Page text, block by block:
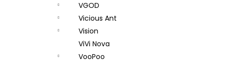
VGOD
Vicious Ant
Vision
ViVi Nova
VooPoo